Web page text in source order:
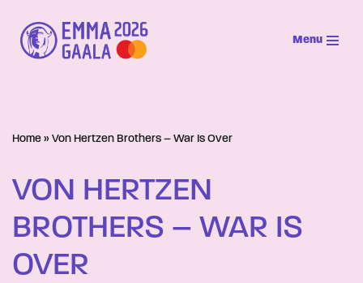
Siirry
suoraan
Menu
Home » Von Hertzen Brothers – War Is Over
VON HERTZEN
BROTHERS – WAR IS
OVER